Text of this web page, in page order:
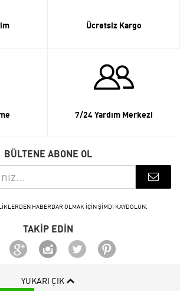
Ücretsiz Kargo
7/24 Yardım Merkezi
BÜLTENE ABONE OL
HABERDAR OLMAK İÇİN ŞİMDİ KAYDOLUN.
TAKİP EDİN
YUKARI ÇIK